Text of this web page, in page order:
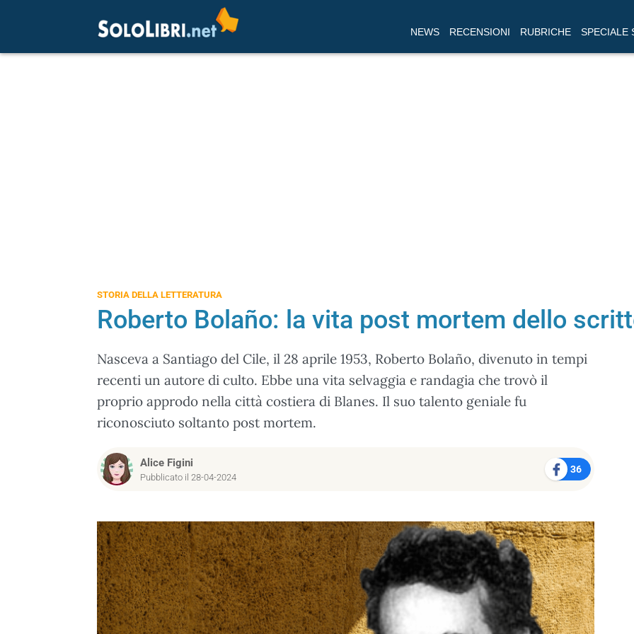
NEWS RECENSIONI RUBRICHE SPECIALE
STORIA DELLA LETTERATURA
Roberto Bolaño: la vita post mortem dello
Nasceva a Santiago del Cile, il 28 aprile 1953, Roberto Bolaño, divenuto in tempi
recenti un autore di culto. Ebbe una vita selvaggia e randagia che trovò il
proprio approdo nella città costiera di Blanes. Il suo talento geniale fu
riconosciuto soltanto post mortem.
Alice Figini
Pubblicato il 28-04-2024
36